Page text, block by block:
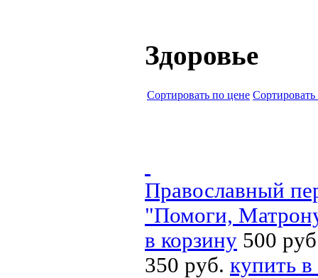
Здоровье
Cортировать по цене
Православный
"Помоги,
в корзину 500
350 руб. купить